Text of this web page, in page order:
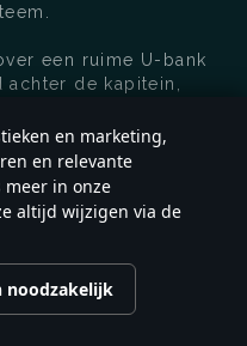
een ruime U-bank
de kapitein,
kussenset. Ook
en draadloos
standaard
kleuren UV-
kussenset.
en
persoonlijk
en marketing,
en relevante
meer in onze
altijd wijzigen via de
noodzakelijk